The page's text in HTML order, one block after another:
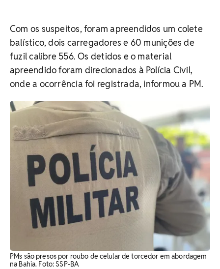
Com os suspeitos, foram apreendidos um colete
balístico, dois carregadores e 60 munições de
fuzil calibre 556. Os detidos e o material
apreendido foram direcionados à Polícia Civil,
onde a ocorrência foi registrada, informou a PM.
PMs são presos por roubo de celular de torcedor em abordagem
na Bahia. Foto: SSP-BA